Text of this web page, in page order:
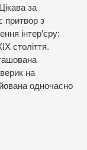
за
притвор з
інтер’єру:
століття.
на
одночасно